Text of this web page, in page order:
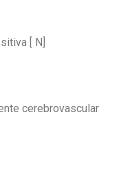
[ N]
cerebrovascular